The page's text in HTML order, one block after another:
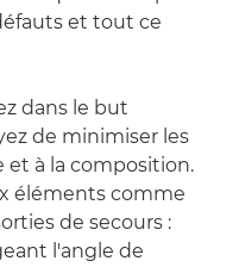
et tout ce
dans le but
de minimiser les
et à la composition.
éléments comme
de secours :
l'angle de